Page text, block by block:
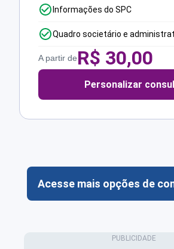
Informações do SPC
Quadro societário e
A partir deR$ 30,00
Personalizar
Acesse mais opções de